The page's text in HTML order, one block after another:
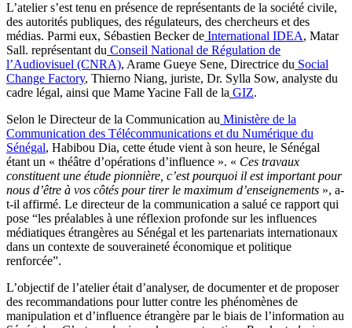
L’atelier s’est tenu en présence de représentants de la société civile,
des autorités publiques, des régulateurs, des chercheurs et des
médias. Parmi eux, Sébastien Becker de International IDEA, Matar
Sall. représentant du Conseil National de Régulation de
l’Audiovisuel (CNRA), Arame Gueye Sene, Directrice du Social
Change Factory, Thierno Niang, juriste, Dr. Sylla Sow, analyste du
cadre légal, ainsi que Mame Yacine Fall de la GIZ.
Selon le Directeur de la Communication au Ministère de la
Communication des Télécommunications et du Numérique du
Sénégal, Habibou Dia, cette étude vient à son heure, le Sénégal
étant un « théâtre d’opérations d’influence ». « Ces travaux
constituent une étude pionnière, c’est pourquoi il est important pour
nous d’être à vos côtés pour tirer le maximum d’enseignements », a-
t-il affirmé. Le directeur de la communication a salué ce rapport qui
pose “les préalables à une réflexion profonde sur les influences
médiatiques étrangères au Sénégal et les partenariats internationaux
dans un contexte de souveraineté économique et politique
renforcée”.
L’objectif de l’atelier était d’analyser, de documenter et de proposer
des recommandations pour lutter contre les phénomènes de
manipulation et d’influence étrangère par le biais de l’information au